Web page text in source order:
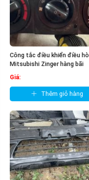
Công tắc điều khiển điều
Mitsubishi Zinger hàng bãi
Giá:
Thêm giỏ hàng